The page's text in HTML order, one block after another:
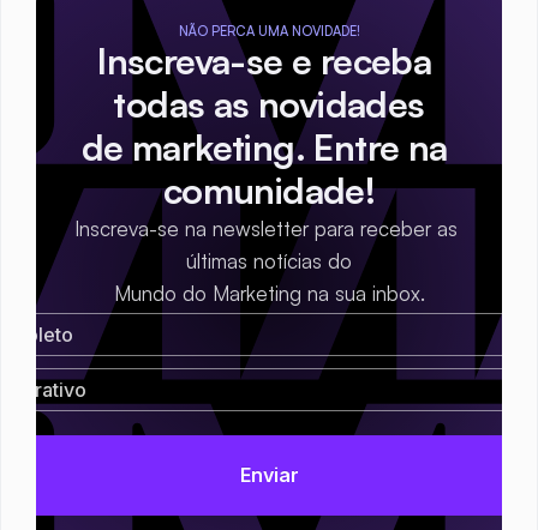
NÃO PERCA UMA NOVIDADE!
Inscreva-se e receba
todas as novidades
de marketing. Entre na
comunidade!
Inscreva-se na newsletter para receber as
últimas notícias do
Mundo do Marketing na sua inbox.